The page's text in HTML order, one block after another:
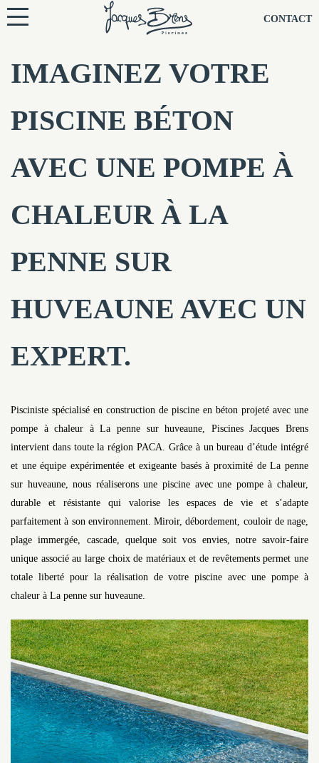
CONTACT
IMAGINEZ VOTRE
PISCINE BÉTON
AVEC UNE POMPE À
CHALEUR À LA
PENNE SUR
HUVEAUNE AVEC UN
EXPERT.
Pisciniste spécialisé en construction de piscine en béton projeté avec une
pompe à chaleur à La penne sur huveaune, Piscines Jacques Brens
intervient dans toute la région PACA. Grâce à un bureau d’étude intégré
et une équipe expérimentée et exigeante basés à proximité de La penne
sur huveaune, nous réaliserons une piscine avec une pompe à chaleur,
durable et résistante qui valorise les espaces de vie et s’adapte
parfaitement à son environnement. Miroir, débordement, couloir de nage,
plage immergée, cascade, quelque soit vos envies, notre savoir-faire
unique associé au large choix de matériaux et de revêtements permet une
totale liberté pour la réalisation de votre piscine avec une pompe à
chaleur à La penne sur huveaune.
NOS PISCINES
NOTRE TECHNIQUE
NOS CONSEILS
NOS AGENCES
CONTACTEZ-NOUS